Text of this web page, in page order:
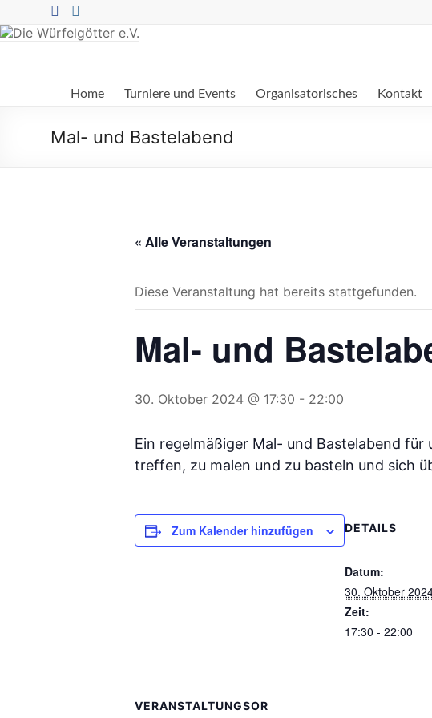
Inhalt
springen
Würfelgötter
e.V.
Home Turniere und Events Organisatorisches Kontakt
Mal- und Bastelabend
« Alle Veranstaltungen
Diese Veranstaltung hat bereits stattgefunden.
Mal- und
30. Oktober 2024 @ 17:30 - 22:00
Ein regelmäßiger Mal- und Bastelabend
treffen, zu malen und zu basteln und sich
Zum Kalender hinzufügen DETAILS
Datum:
30. Oktober
Zeit:
17:30 - 22:00
VERANSTALTUNGSOR